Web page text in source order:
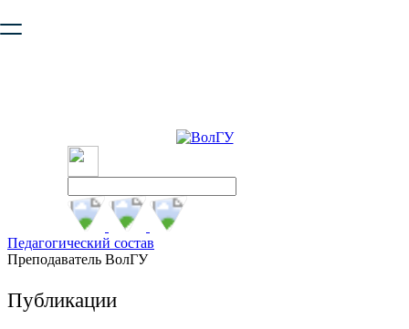
безопасную работу с сайтом. Пожалуйста
Педагогический состав
Преподаватель ВолГУ
Публикации